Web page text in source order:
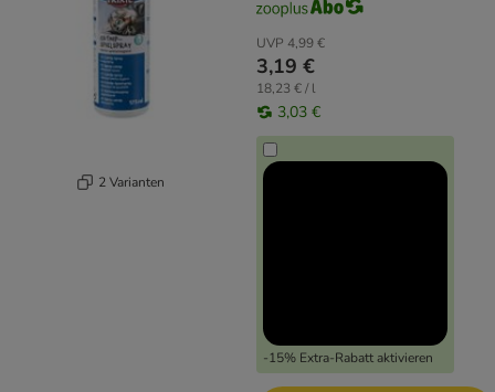
2 Varianten
UVP 4,99 €
3,19 €
18,23 € / l
3,03 €
-15% Extra-Rabatt aktivieren